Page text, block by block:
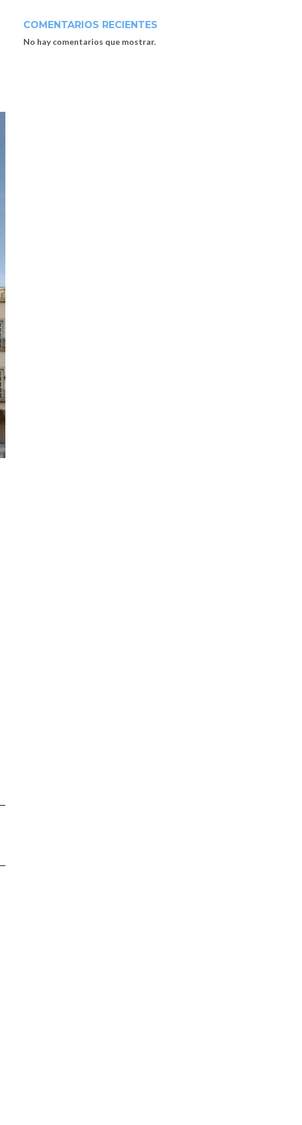
COMENTARIOS RECIENTES
No hay comentarios que mostrar.